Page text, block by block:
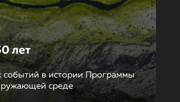
лет
событий в истории Программы
среде